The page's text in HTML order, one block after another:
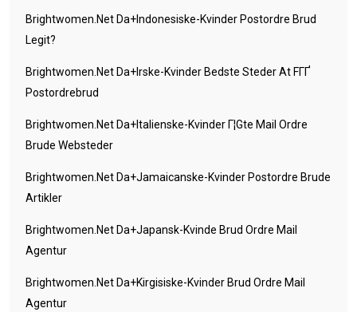
Brightwomen.net Da+indonesiske-Kvinder Postordre Brud
Legit?
Brightwomen.net Da+irske-Kvinder Bedste Steder At FГҐ
Postordrebrud
Brightwomen.net Da+italienske-Kvinder Г¦gte Mail Ordre
Brude Websteder
Brightwomen.net Da+jamaicanske-Kvinder Postordre Brude
Artikler
Brightwomen.net Da+japansk-Kvinde Brud Ordre Mail
Agentur
Brightwomen.net Da+kirgisiske-Kvinder Brud Ordre Mail
Agentur